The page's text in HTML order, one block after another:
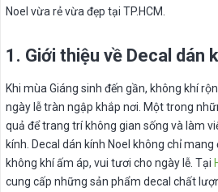
Noel vừa rẻ vừa đẹp tại TP.HCM.
1. Giới thiệu về Decal dán
Khi mùa Giáng sinh đến gần, không khí
ngày lễ tràn ngập khắp nơi. Một trong
quả để trang trí không gian sống và làm
kính. Decal dán kính Noel không chỉ
không khí ấm áp, vui tươi cho ngày lễ. Tại
cung cấp những sản phẩm decal chất